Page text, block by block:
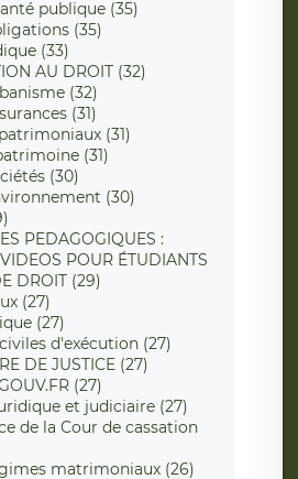
publique (35)
(35)
(33)
AU DROIT (32)
(32)
(31)
(31)
(31)
(30)
(30)
PEDAGOGIQUES :
POUR ÉTUDIANTS
DROIT (29)
(27)
(27)
d'exécution (27)
DE JUSTICE (27)
(27)
et judiciaire (27)
de la Cour de cassation
matrimoniaux (26)